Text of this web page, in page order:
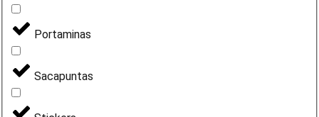
Portaminas
Sacapuntas